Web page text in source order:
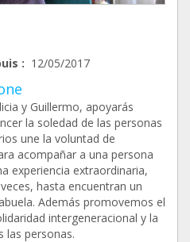
: 12/05/2017
y Guillermo, apoyarás
la soledad de las personas
une la voluntad de
acompañar a una persona
experiencia extraordinaria,
hasta encuentran un
Además promovemos el
intergeneracional y la
las personas.